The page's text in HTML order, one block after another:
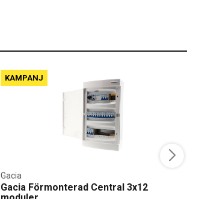
KAMPANJ
Gacia Förmonterad Central 3x12
Gacia